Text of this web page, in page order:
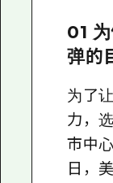
01
弹的
为了
力，
市中
日，